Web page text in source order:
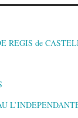
REGIS de